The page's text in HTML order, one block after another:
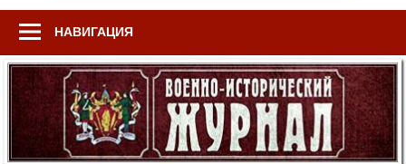
НАВИГАЦИЯ